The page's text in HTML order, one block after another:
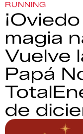
RUNNING
magia
Vuelve
Papá
de